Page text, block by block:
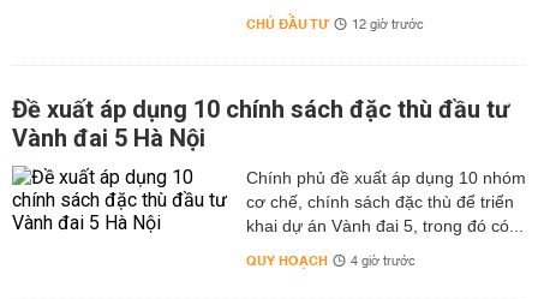
CHỦ ĐẦU TƯ 12 giờ trước
Đề xuất áp dụng 10 chính sách đặc thù đầu tư
Vành đai 5 Hà Nội
Chính phủ đề xuất áp dụng 10 nhóm
cơ chế, chính sách đặc thù để triển
khai dự án Vành đai 5, trong đó có...
QUY HOẠCH 4 giờ trước